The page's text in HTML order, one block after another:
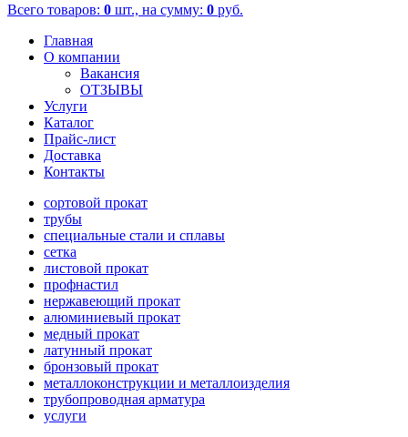
Всего товаров: 0 шт., на сумму: 0 руб.
Главная
О компании
Вакансия
ОТЗЫВЫ
Услуги
Каталог
Прайс-лист
Доставка
Контакты
сортовой прокат
трубы
специальные стали и сплавы
сетка
листовой прокат
профнастил
нержавеющий прокат
алюминиевый прокат
медный прокат
латунный прокат
бронзовый прокат
металлоконструкции и металлоизделия
трубопроводная арматура
услуги